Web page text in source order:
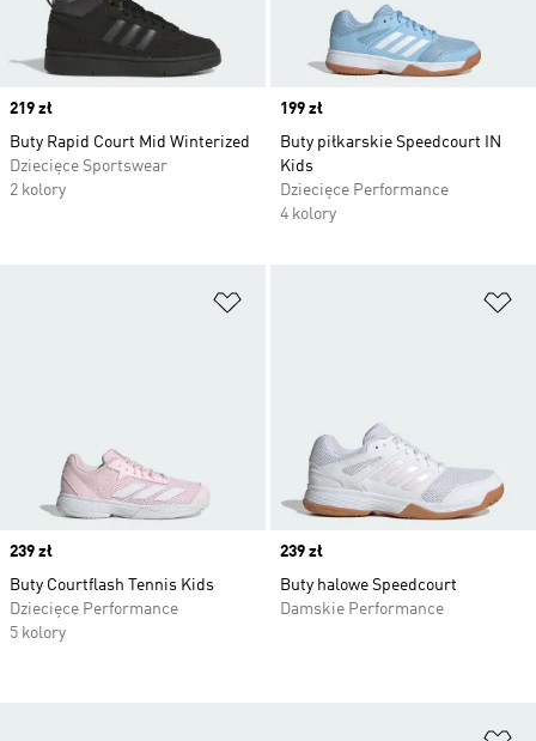
Price
219 zł
Buty Rapid Court Mid Winterized
Dziecięce Sportswear
2 kolory
Price
199 zł
Buty piłkarskie Speedcourt IN
Kids
Dziecięce Performance
4 kolory
Price
239 zł
Buty Courtflash Tennis Kids
Dziecięce Performance
5 kolory
Price
239 zł
Buty halowe Speedcourt
Damskie Performance